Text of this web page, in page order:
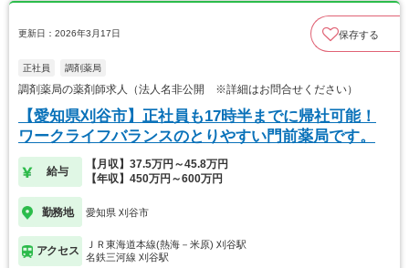
更新日：2026年3月17日 保存する
正社員 調剤薬局
調剤薬局の薬剤師求人（法人名非公開 ※詳細はお問合せください）
【愛知県刈谷市】正社員も17時半までに帰社可能！
ワークライフバランスのとりやすい門前薬局です。
給与
【月収】37.5万円～45.8万円
【年収】450万円～600万円
勤務地 愛知県 刈谷市
アクセス
ＪＲ東海道本線(熱海－米原) 刈谷駅
名鉄三河線 刈谷駅